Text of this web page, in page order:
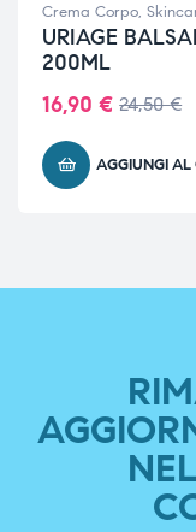
Crema Corpo,
URIAGE
200ML
24,50€
16,90 €
AGGIUNGI AL